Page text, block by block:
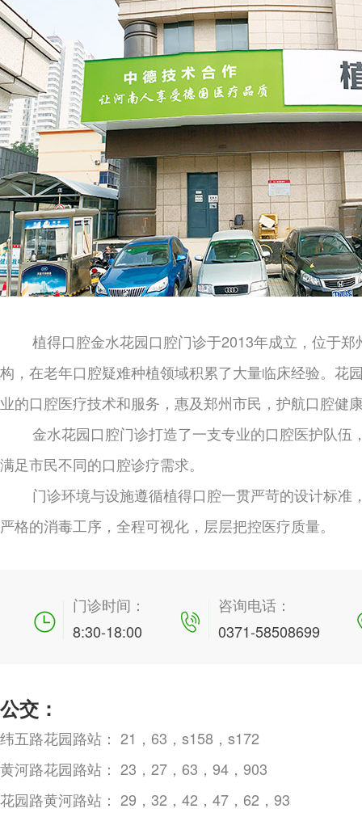
植得口腔金水花园口腔门诊于2013年成立，位于
构，在老年口腔疑难种植领域积累了大量临床经验。花
业的口腔医疗技术和服务，惠及郑州市民，护航口腔健
金水花园口腔门诊打造了一支专业的口腔医护队
满足市民不同的口腔诊疗需求。
门诊环境与设施遵循植得口腔一贯严苛的设计标
严格的消毒工序，全程可视化，层层把控医疗质量。
门诊时间：
8:30-18:00
咨询电话：
0371-58508699
公交：
纬五路花园路站： 21，63，s158，s172
黄河路花园路站： 23，27，63，94，903
花园路黄河路站： 29，32，42，47，62，93